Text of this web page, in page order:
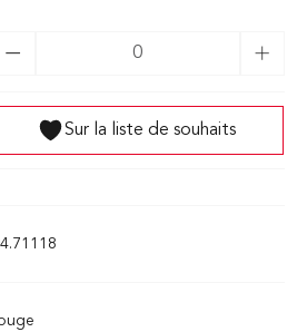
Sur la liste de souhaits